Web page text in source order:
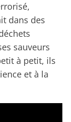
dans des
sauveurs
à petit, ils
et à la